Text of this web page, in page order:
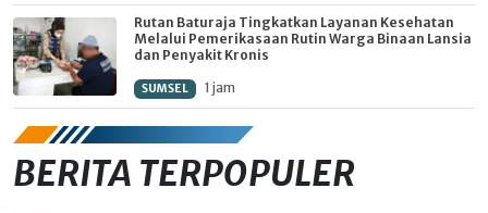
Rutan Baturaja Tingkatkan Layanan Kesehatan
Melalui Pemerikasaan Rutin Warga Binaan Lansia
dan Penyakit Kronis
SUMSEL 1 jam
BERITA TERPOPULER